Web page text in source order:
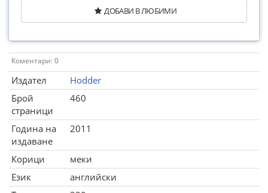
ДОБАВИ В ЛЮБИМИ
Коментари: 0
Издател
Hodder
Брой
страници
460
Година на
издаване
2011
Корици
меки
Език
английски